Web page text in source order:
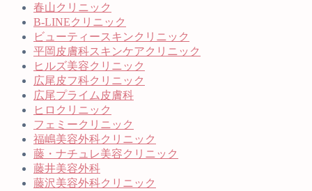
春山クリニック
B-LINEクリニック
ビューティースキンクリニック
平岡皮膚科スキンケアクリニック
ヒルズ美容クリニック
広尾皮フ科クリニック
広尾プライム皮膚科
ヒロクリニック
フェミークリニック
福嶋美容外科クリニック
藤・ナチュレ美容クリニック
藤井美容外科
藤沢美容外科クリニック